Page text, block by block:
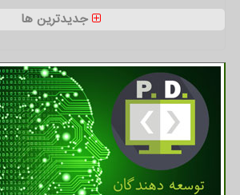
جدیدترین ها